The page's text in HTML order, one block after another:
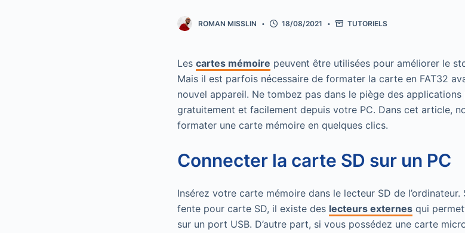
ROMAN MISSLIN 18/08/2021 TUTORIELS
Les cartes mémoire peuvent être utilisées pour améliorer le
Mais il est parfois nécessaire de formater la carte en FAT32
nouvel appareil. Ne tombez pas dans le piège des
gratuitement et facilement depuis votre PC. Dans cet article,
formater une carte mémoire en quelques clics.
Connecter la carte SD sur un PC
Insérez votre carte mémoire dans le lecteur SD de l’ordinateur.
fente pour carte SD, il existe des lecteurs externes qui
sur un port USB. D’autre part, si vous possédez une carte